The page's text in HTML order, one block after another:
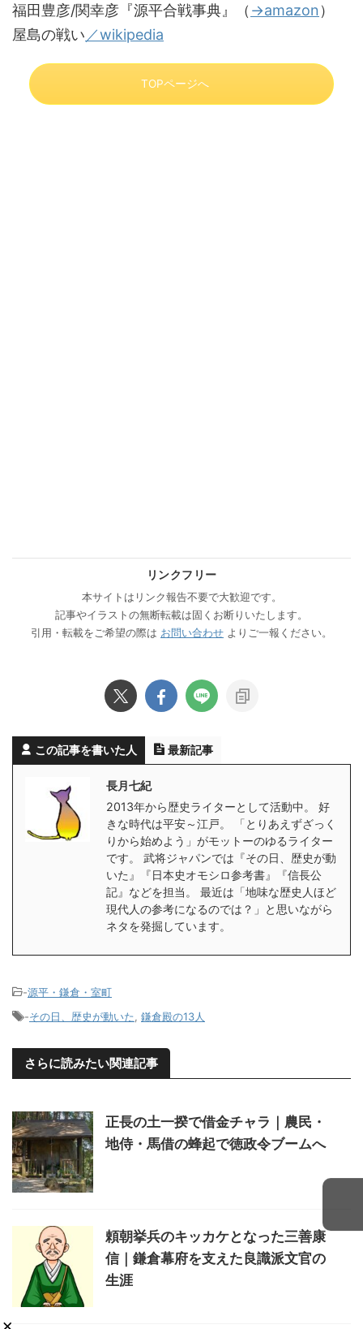
福田豊彦/関幸彦『源平合戦事典』（ →amazon）
屋島の戦い ／wikipedia
TOPページへ
リンクフリー
本サイトはリンク報告不要で大歓迎です。
記事やイラストの無断転載は固くお断りいたします。
引用・転載をご希望の際は お問い合わせ よりご一報ください。
この記事を書いた人 最新記事
長月七紀
2013年から歴史ライターとして活動中。 好
きな時代は平安～江戸。 「とりあえずざっく
りから始めよう」がモットーのゆるライター
です。 武将ジャパンでは『その日、歴史が動
いた』『日本史オモシロ参考書』『信長公
記』などを担当。 最近は「地味な歴史人ほど
現代人の参考になるのでは？」と思いながら
ネタを発掘しています。
-源平・鎌倉・室町
-その日、歴史が動いた 鎌倉殿の13人
さらに読みたい関連記事
正長の土一揆で借金チャラ｜農民・
地侍・馬借の蜂起で徳政令ブームへ
頼朝挙兵のキッカケとなった三善康
信｜鎌倉幕府を支えた良識派文官の
生涯